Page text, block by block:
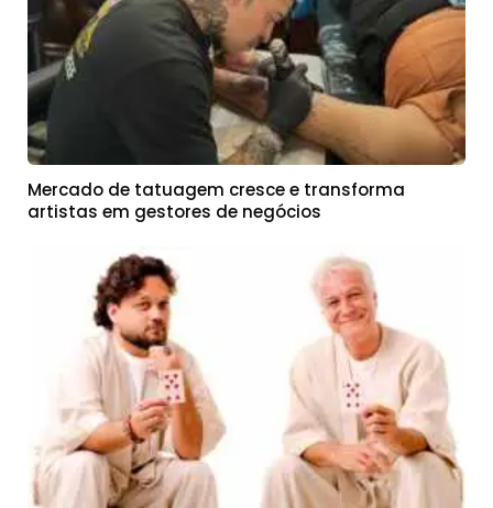
Mercado de tatuagem cresce e transforma
artistas em gestores de negócios